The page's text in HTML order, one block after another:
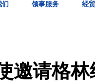
们 领事服务 经
邀请格